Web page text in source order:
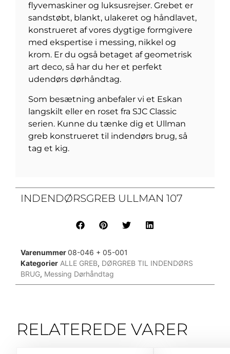
flyvemaskiner og luksusrejser. Grebet er
sandstøbt, blankt, ulakeret og håndlavet,
konstrueret af vores dygtige formgivere
med ekspertise i messing, nikkel og
krom. Er du også betaget af geometrisk
art deco, så har du her et perfekt
udendørs dørhåndtag.
Som besætning anbefaler vi et Eskan
langskilt eller en roset fra SJC Classic
serien. Kunne du tænke dig et Ullman
greb konstrueret til indendørs brug, så
tag et kig.
INDENDØRSGREB ULLMAN 107
Varenummer08-046 + 05-001
Kategorier ALLE GREB, DØRGREB TIL INDENDØRS
BRUG, Messing Dørhåndtag
RELATEREDE VARER